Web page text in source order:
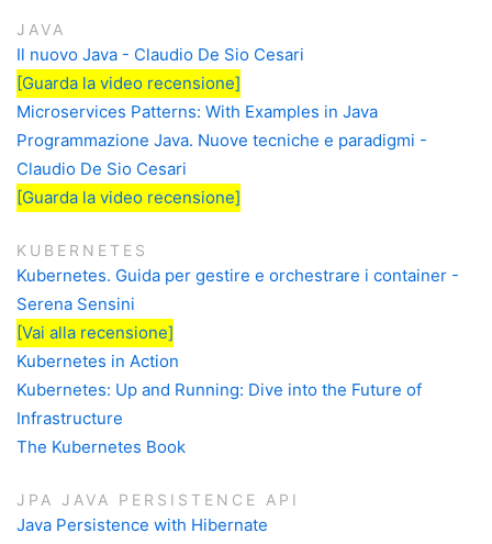
JAVA
Il nuovo Java - Claudio De Sio Cesari
[Guarda la video recensione]
Microservices Patterns: With Examples in Java
Programmazione Java. Nuove tecniche e paradigmi -
Claudio De Sio Cesari
[Guarda la video recensione]
KUBERNETES
Kubernetes. Guida per gestire e orchestrare i container -
Serena Sensini
[Vai alla recensione]
Kubernetes in Action
Kubernetes: Up and Running: Dive into the Future of
Infrastructure
The Kubernetes Book
JPA JAVA PERSISTENCE API
Java Persistence with Hibernate